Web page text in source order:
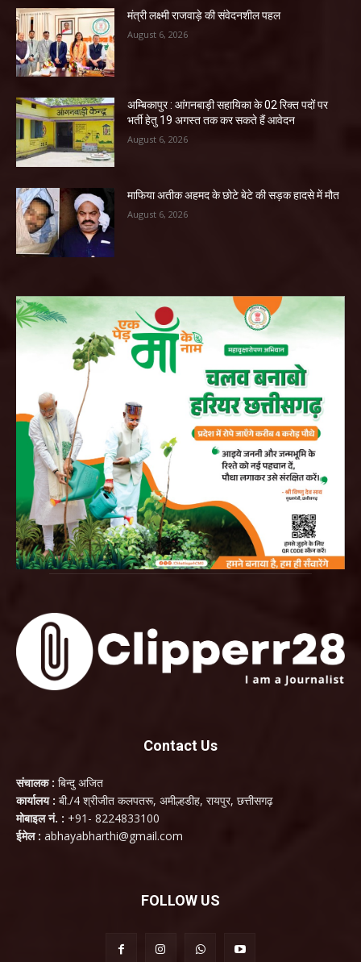
मंत्री लक्ष्मी राजवाड़े की संवेदनशील पहल
August 6, 2026
अम्बिकापुर : आंगनबाड़ी सहायिका के 02 रिक्त पदों पर
भर्ती हेतु 19 अगस्त तक कर सकते हैं आवेदन
August 6, 2026
माफिया अतीक अहमद के छोटे बेटे की सड़क हादसे में मौत
August 6, 2026
Contact Us
संचालक : बिन्दु अजित
कार्यालय : बी./4 श्रीजीत कलपतरू, अमील्हडीह, रायपुर, छत्तीसगढ़
मोबाइल नं. : +91- 8224833100
ईमेल : abhayabharthi@gmail.com
FOLLOW US